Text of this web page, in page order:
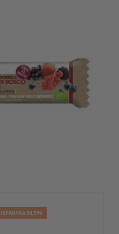
30,5%